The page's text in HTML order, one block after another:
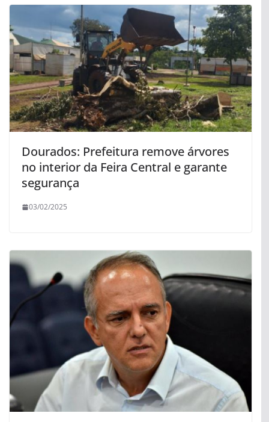
Dourados: Prefeitura remove árvores
no interior da Feira Central e garante
segurança
03/02/2025